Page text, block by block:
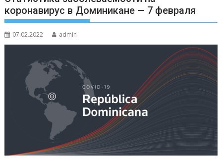
коронавирус в Доминикане — 7 февраля
07.02.2022 admin